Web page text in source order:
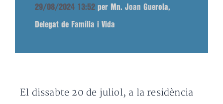
29/08/2024 13:52 per Mn. Joan Guerola,
Delegat de Família i Vida
El dissabte 20 de juliol, a la residència